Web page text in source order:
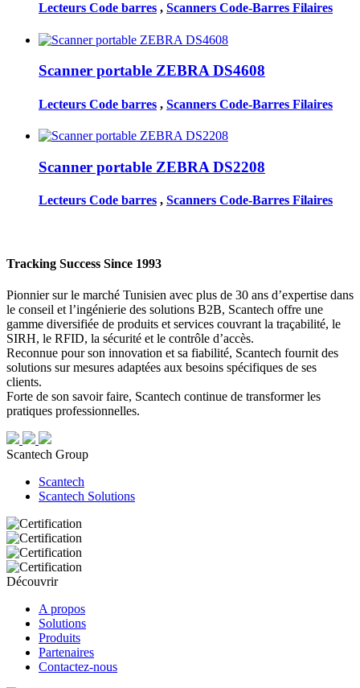
Lecteurs Code barres , Scanners Code-Barres Filaires
Scanner portable ZEBRA DS4608
Lecteurs Code barres , Scanners Code-Barres Filaires
Scanner portable ZEBRA DS2208
Lecteurs Code barres , Scanners Code-Barres Filaires
Tracking Success Since 1993
Pionnier sur le marché Tunisien avec plus de 30 ans d’expertise dans
le conseil et l’ingénierie des solutions B2B, Scantech offre une
gamme diversifiée de produits et services couvrant la traçabilité, le
SIRH, le RFID, la sécurité et le contrôle d’accès.
Reconnue pour son innovation et sa fiabilité, Scantech fournit des
solutions sur mesures adaptées aux besoins spécifiques de ses
clients.
Forte de son savoir faire, Scantech continue de transformer les
pratiques professionnelles.
Scantech Group
Scantech
Scantech Solutions
Découvrir
A propos
Solutions
Produits
Partenaires
Contactez-nous